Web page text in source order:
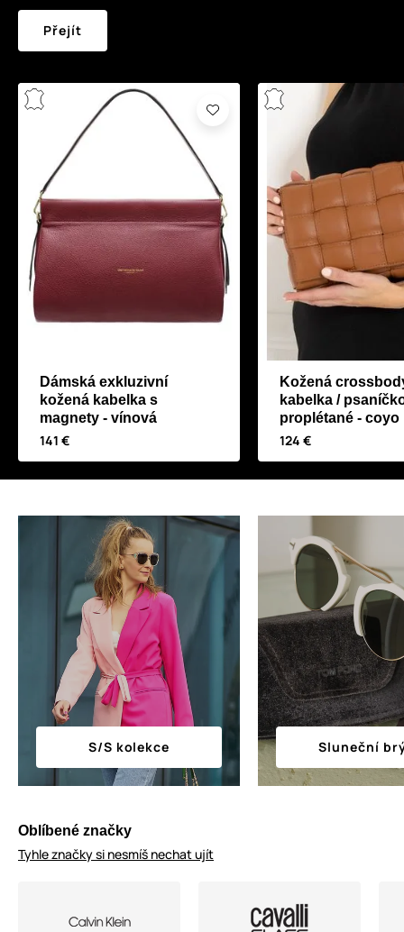
Přejít
Dámská exkluzivní
kožená kabelka s
magnety - vínová
141 €
Kožená
kabelka /
proplétané - coyo
124 €
S/S kolekce Sluneční
Oblíbené značky
Tyhle značky si nesmíš nechat ujít